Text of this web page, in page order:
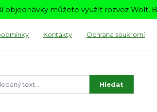
objednávky můžete využít rozvoz
Kontakty Ochrana soukromí
Hledat